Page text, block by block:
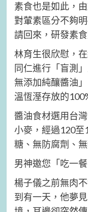
素食也是如此，
對葷素區分不夠
請回來，研發素
林育生很欣慰，
同仁進行「盲測
無添加純釀醬油
溫恆溼存放的
醬油食材選用台
小麥，經過120至
糖、無防腐劑、
男神邀您「吃一餐
楊子儀之前無肉
到有一天，他夢